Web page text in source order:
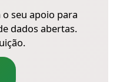
seu apoio para
dados abertas.